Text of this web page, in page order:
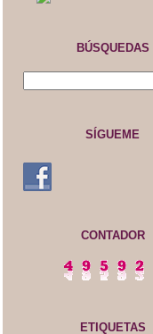
BÚSQUEDAS
SÍGUEME
CONTADOR
ETIQUETAS